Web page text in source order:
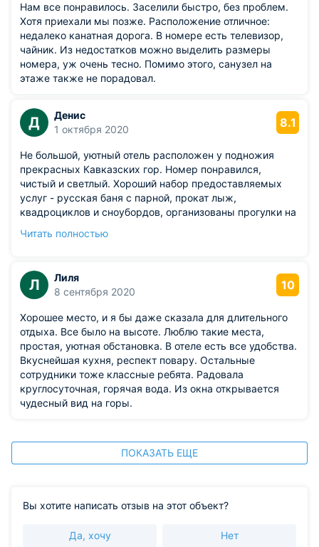
Нам все понравилось. Заселили быстро, без проблем.
Хотя приехали мы позже. Расположение отличное:
недалеко канатная дорога. В номере есть телевизор,
чайник. Из недостатков можно выделить размеры
номера, уж очень тесно. Помимо этого, санузел на
этаже также не порадовал.
Д
Денис
1 октября 2020
8.1
Не большой, уютный отель расположен у подножия
прекрасных Кавказских гор. Номер понравился,
чистый и светлый. Хороший набор предоставляемых
услуг - русская баня с парной, прокат лыж,
квадроциклов и сноубордов, организованы прогулки на
разовым питанием, блюда разнообразные и вкусные.
Читать полностью
Л
Лиля
8 сентября 2020
10
Хорошее место, и я бы даже сказала для длительного
отдыха. Все было на высоте. Люблю такие места,
простая, уютная обстановка. В отеле есть все удобства.
Вкуснейшая кухня, респект повару. Остальные
сотрудники тоже классные ребята. Радовала
круглосуточная, горячая вода. Из окна открывается
чудесный вид на горы.
ПОКАЗАТЬ ЕЩЕ
Вы хотите написать отзыв на этот объект?
Да, хочу Нет